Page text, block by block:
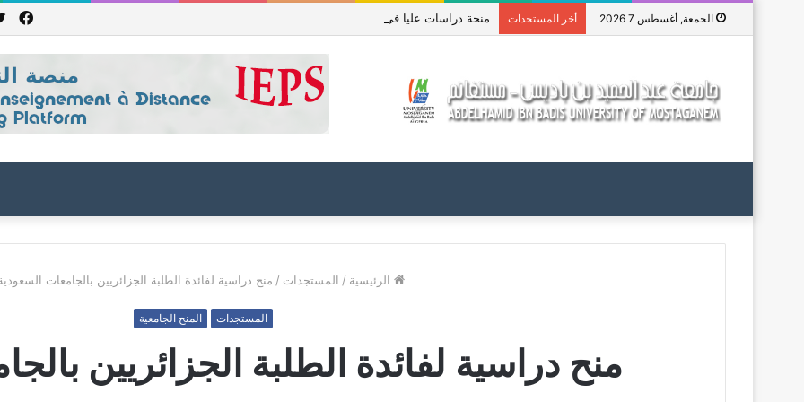
الجمعة, أغسطس 7 2026 أخر المستجدات منحة دراسات عليا في جمهورية باكستان الإسلامية للعام الدراسي 2027/2026
الرئيسية / المستجدات / منح دراسية لفائدة الطلبة الجزائريين بالجامعات
المستجدات المنح الجامعية
منح دراسية لفائدة الطلبة الجزائريين